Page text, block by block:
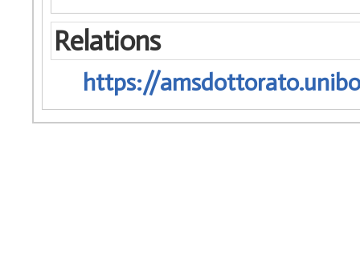
Relations
https://